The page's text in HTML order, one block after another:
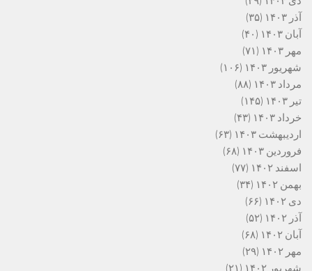
آذر ۱۴۰۳
(۳۵)
آبان ۱۴۰۳
(۴۰)
مهر ۱۴۰۳
(۷۱)
شهریور ۱۴۰۳
(۱۰۶)
مرداد ۱۴۰۳
(۸۸)
تیر ۱۴۰۳
(۱۴۵)
خرداد ۱۴۰۳
(۴۳)
اردیبهشت ۱۴۰۳
(۶۳)
فروردین ۱۴۰۳
(۶۸)
اسفند ۱۴۰۲
(۷۷)
بهمن ۱۴۰۲
(۳۴)
دی ۱۴۰۲
(۶۶)
آذر ۱۴۰۲
(۵۲)
آبان ۱۴۰۲
(۶۸)
مهر ۱۴۰۲
(۲۹)
شهریور ۱۴۰۲
(۲۱)